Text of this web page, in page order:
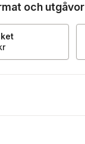
och utgåvor